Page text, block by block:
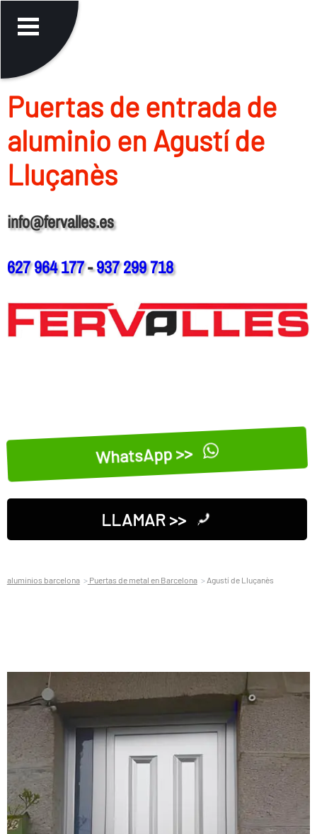
Puertas de entrada de
aluminio en Agustí de
Lluçanès
info@fervalles.es
627 964 177-937 299 718
WhatsApp >>
LLAMAR >>
aluminios barcelona Puertas de metal en Barcelona Agustí de Lluçanès